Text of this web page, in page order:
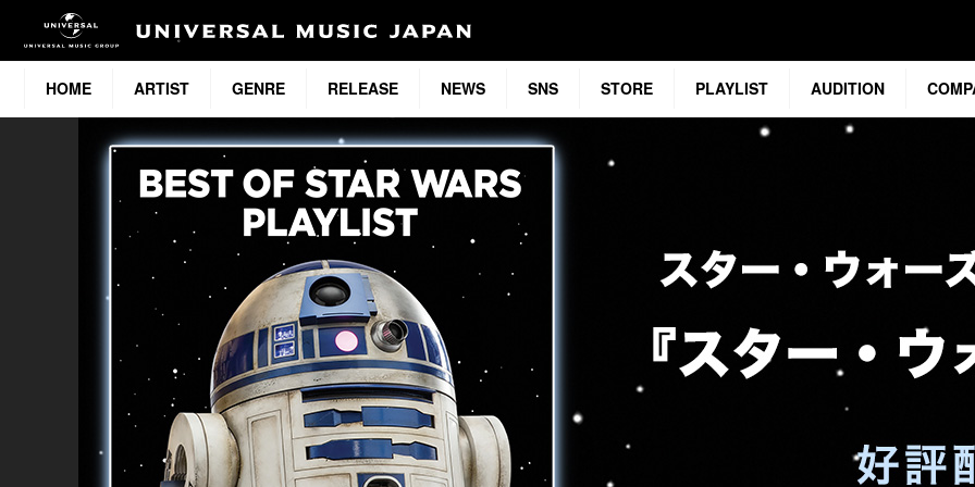
HOME ARTIST GENRE RELEASE NEWS SNS STORE PLAYLIST AUDITION